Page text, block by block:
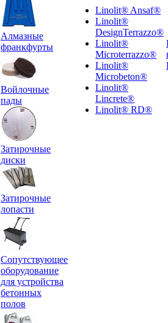
Алмазные
франкфурты
Войлочные
пады
Затирочные
диски
Затирочные
лопасти
Сопутствующее
оборудование
для устройства
бетонных
полов
Linolit® Ansaf®
Linolit®
DesignTerrazzo®
Linolit®
Microterrazzo®
Linolit®
Microbeton®
Linolit®
Lincrete®
Linolit® RD®